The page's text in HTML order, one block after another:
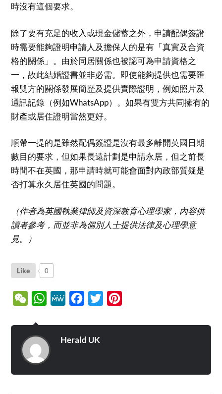
時沒有這個要求。
除了要有充足的收入或現金儲蓄之外，申請配偶簽證
時需要能夠證明申請人及擔保人的是有「真實及合資
格的關係」。由於同居關係也被認可為申請資格之
一，故此結婚證書並非必需。即使能夠提供也需要匯
報雙方的關係發展簡歷及提供實際證明，例如照片及
通訊記錄（例如WhatsApp）。如果有雙方共同擁有的
財產或居住證明當然更好。
順帶一提的是雖然配偶簽證是沒有最多離開英國日期
數目的要求，但如果長遠計劃是申請永居，但之前長
時間不在英國，那申請時就可能會面對內政部質疑是
否打算永久居住英國的問題。
（作者為英國執業律師及資深教育心理學家，內容供
讀者參考，而並非為個別人士提供法律及心理學意
見。）
Like 0
WeChatWhatsApp
MeWe Facebook
Twitter
Herald UK